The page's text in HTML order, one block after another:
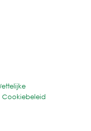
Cookiebeleid